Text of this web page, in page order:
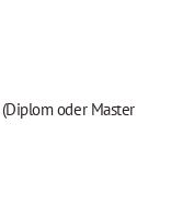
oder Master